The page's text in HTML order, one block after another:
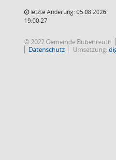
letzte Änderung: 05.08.2026
19:00:27
© 2022 Gemeinde Bubenreuth
Datenschutz
Umsetzung: